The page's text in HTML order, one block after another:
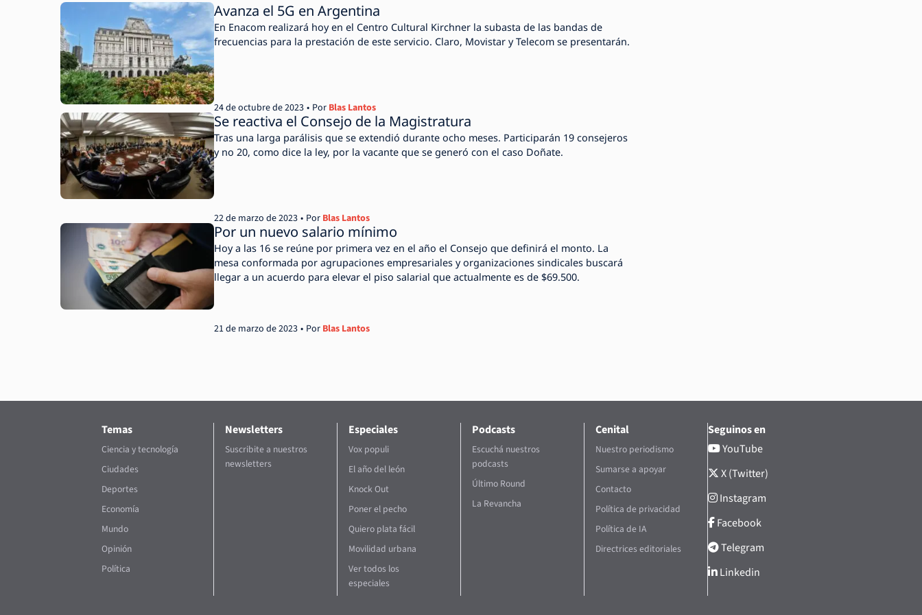
Avanza el 5G en Argentina
En Enacom realizará hoy en el Centro Cultural Kirchner la subasta de las bandas de
frecuencias para la prestación de este servicio. Claro, Movistar y Telecom se presentarán.
Por Blas Lantos
24 de octubre de 2023
Se reactiva el Consejo de la Magistratura
Tras una larga parálisis que se extendió durante ocho meses. Participarán 19 consejeros
y no 20, como dice la ley, por la vacante que se generó con el caso Doñate.
Por Blas Lantos
22 de marzo de 2023
Por un nuevo salario mínimo
Hoy a las 16 se reúne por primera vez en el año el Consejo que definirá el monto. La
mesa conformada por agrupaciones empresariales y organizaciones sindicales buscará
llegar a un acuerdo para elevar el piso salarial que actualmente es de $69.500.
Por Blas Lantos
21 de marzo de 2023
Temas
Ciencia y tecnología
Ciudades
Deportes
Economía
Mundo
Opinión
Política
Newsletters
Suscribite a nuestros
newsletters
Especiales
Vox populi
El año del león
Knock Out
Poner el pecho
Quiero plata fácil
Movilidad urbana
Ver todos los
especiales
Podcasts
Escuchá nuestros
podcasts
Último Round
La Revancha
Cenital
Nuestro periodismo
Sumarse a apoyar
Contacto
Política de privacidad
Política de IA
Directrices editoriales
Seguinos en
YouTube
X (Twitter)
Instagram
Facebook
Telegram
Linkedin